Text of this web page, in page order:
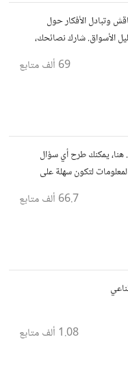
وتبادل الأفكار حول
الأسواق. شارك نصائحك،
69 ألف متابع
يمكنك طرح أي سؤال
لتكون سهلة على
66.7 ألف متابع
1.08 ألف متابع